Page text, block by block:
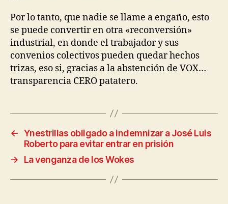
Por lo tanto, que nadie se llame a engaño, esto
se puede convertir en otra «reconversión»
industrial, en donde el trabajador y sus
convenios colectivos pueden quedar hechos
trizas, eso si, gracias a la abstención de VOX…
transparencia CERO patatero.
← Ynestrillas obligado a indemnizar a José Luis
Roberto para evitar entrar en prisión
→
La venganza de los Wokes